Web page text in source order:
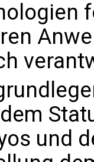
und